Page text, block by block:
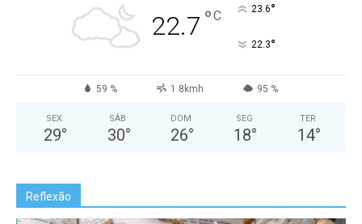
22.7 °C 23.6°
22.3°
59 % 1.8kmh 95 %
SEX
29°
SÁB
30°
DOM
26°
SEG
18°
TER
14°
Reflexão